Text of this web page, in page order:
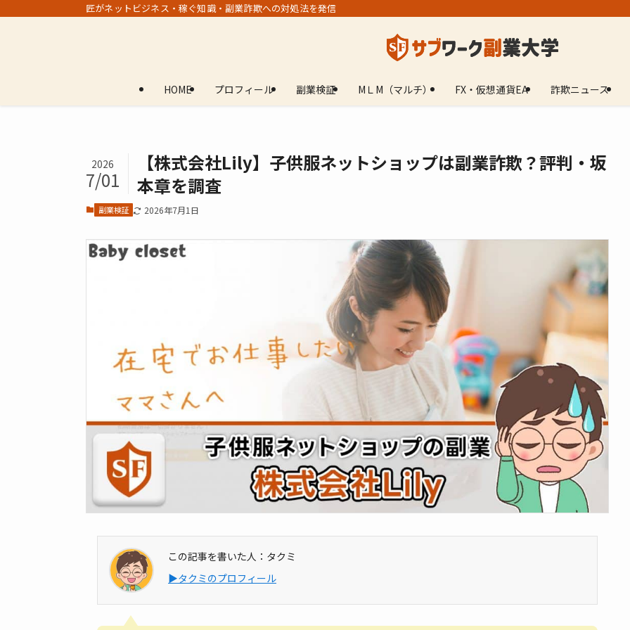
匠がネットビジネス・稼ぐ知識・副業詐欺への対処法を発信
HOME プロフィール 副業検証 МＬМ（マルチ） FX・仮想通貨EA 詐欺ニュース
【株式会社Lily】子供服ネットショップは副業詐欺？評判・坂
本章を調査
2026
7/01
副業検証 2026年7月1日
この記事を書いた人：タクミ
▶タクミのプロフィール